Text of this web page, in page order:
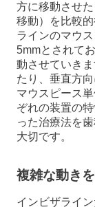
方に移動させ
移動）を比較
ラインのマウ
5mmとされて
動させていき
たり、垂直方
マウスピース
ぞれの装置の
った治療法を
大切です。
複雑な動き
インビザライ